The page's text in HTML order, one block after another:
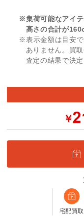
※集荷可能なアイテ
高さの合計が
※表示金額は目安
ありません。買
査定の結果で決定
￥
宅配買取